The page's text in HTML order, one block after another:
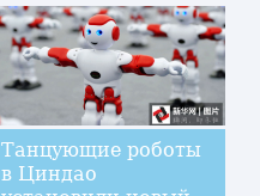
Танцующие роботы
в Циндао